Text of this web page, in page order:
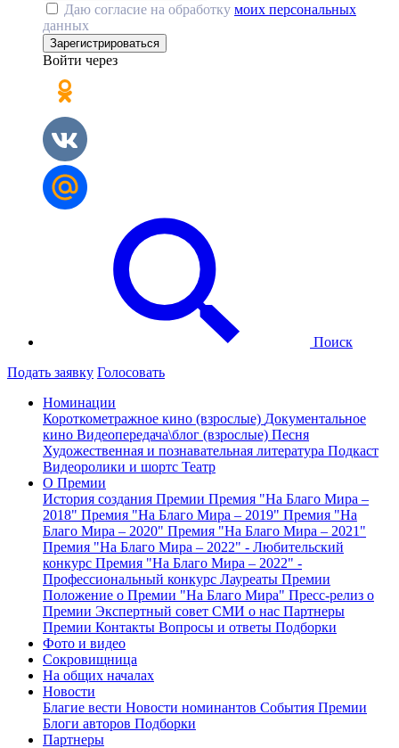
Даю согласие на обработку моих персональных
данных
Зарегистрироваться
Войти через
Поиск
Подать заявку Голосовать
Номинации
Короткометражное кино (взрослые) Документальное
кино Видеопередача\блог (взрослые) Песня
Художественная и познавательная литература Подкаст
Видеоролики и шортс Театр
О Премии
История создания Премии Премия "На Благо Мира –
2018" Премия "На Благо Мира – 2019" Премия "На
Благо Мира – 2020" Премия "На Благо Мира – 2021"
Премия "На Благо Мира – 2022" - Любительский
конкурс Премия "На Благо Мира – 2022" -
Профессиональный конкурс Лауреаты Премии
Положение о Премии "На Благо Мира" Пресс-релиз о
Премии Экспертный совет СМИ о нас Партнеры
Премии Контакты Вопросы и ответы Подборки
Фото и видео
Сокровищница
На общих началах
Новости
Благие вести Новости номинантов События Премии
Блоги авторов Подборки
Партнеры